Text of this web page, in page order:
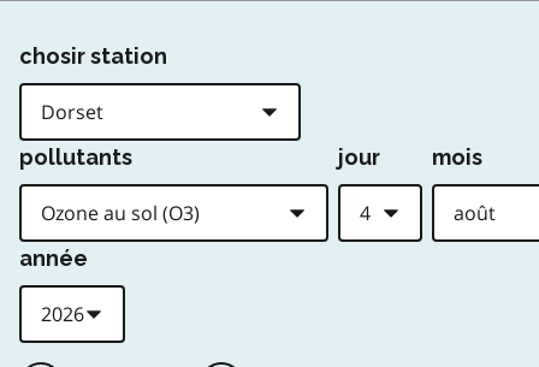
chosir station
pollutants jour mois
année